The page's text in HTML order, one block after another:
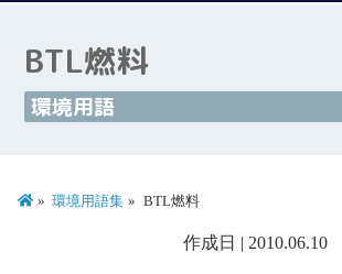
BTL燃料
環境用語
環境用語集 BTL燃料
作成日 |